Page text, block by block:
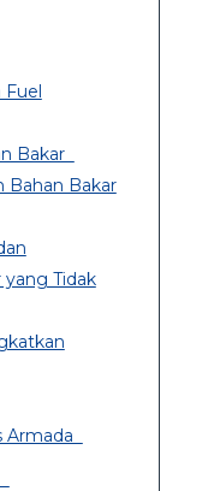
Bakar
Bahan Bakar
Tidak
Armada